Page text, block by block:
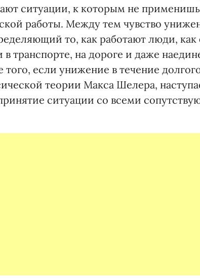
ситуации, к которым не
работы. Между тем чувство
то, как работают люди, как
в транспорте, на дороге и даже
того, если унижение в течение
теории Макса Шелера,
ситуации со всеми